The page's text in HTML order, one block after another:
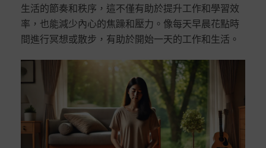
生活的節奏和秩序，這不僅有助於提升工作和學習效
率，也能減少內心的焦躁和壓力。像每天早晨花點時
間進行冥想或散步，有助於開始一天的工作和生活。